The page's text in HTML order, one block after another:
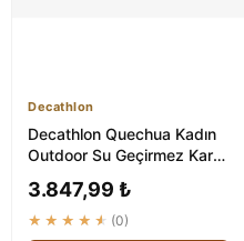
Decathlon
Decathlon Quechua Kadın
Outdoor Su Geçirmez Kar
3.847,99 ₺
★★★★★ (0)